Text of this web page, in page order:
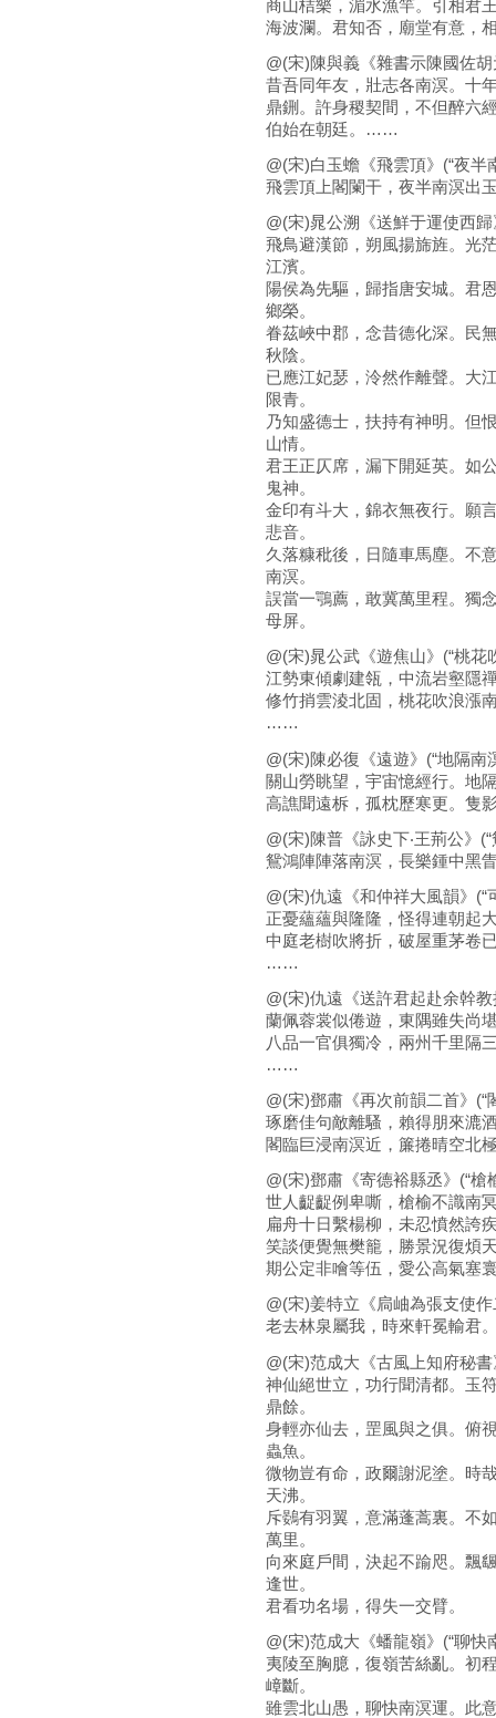
商山桔樂，湄水漁竿。引相君
海波瀾。君知否，廟堂有意
@(宋)陳與義《雜書示陳國佐
昔吾同年友，壯志各南溟。十
鼎鉶。許身稷契間，不但醉六
伯始在朝廷。……
@(宋)白玉蟾《飛雲頂》(“夜半
飛雲頂上閣闌干，夜半南溟出
@(宋)晁公溯《送鮮于運使西歸
飛鳥避漢節，朔風揚旆旌。光
江濱。
陽侯為先驅，歸指唐安城。君
鄉榮。
眷茲峽中郡，念昔德化深。民
秋陰。
已應江妃瑟，泠然作離聲。大
限青。
乃知盛德士，扶持有神明。但
山情。
君王正仄席，漏下開延英。如
鬼神。
金印有斗大，錦衣無夜行。願
悲音。
久落糠秕後，日隨車馬塵。不
南溟。
誤當一鶚薦，敢冀萬里程。獨
母屏。
@(宋)晁公武《遊焦山》(“桃花
江勢東傾劇建瓴，中流岩壑隱
修竹捎雲淩北固，桃花吹浪漲
……
@(宋)陳必復《遠遊》(“地隔南
關山勞眺望，宇宙憶經行。地
高譙聞遠柝，孤枕歷寒更。
@(宋)陳普《詠史下‧王荊公》
鴛鴻陣陣落南溟，長樂鍾中黑
@(宋)仇遠《和仲祥大風韻》(“
正憂蘊蘊與隆隆，怪得連朝起
中庭老樹吹將折，破屋重茅卷
……
@(宋)仇遠《送許君起赴余幹
蘭佩蓉裳似倦遊，東隅雖失尚
八品一官俱獨冷，兩州千里隔
……
@(宋)鄧肅《再次前韻二首》(“
琢磨佳句敵離騷，賴得朋來漉
閣臨巨浸南溟近，簾捲晴空北
@(宋)鄧肅《寄德裕縣丞》(“槍
世人齪齪例卑嘶，槍榆不識南
扁舟十日繫楊柳，未忍憤然誇
笑談便覺無樊籠，勝景況復煩
期公定非噲等伍，愛公高氣塞
@(宋)姜特立《扃岫為張支使
老去林泉屬我，時來軒冕輸君
@(宋)范成大《古風上知府秘書
神仙絕世立，功行聞清都。玉
鼎餘。
身輕亦仙去，罡風與之俱。俯
蟲魚。
微物豈有命，政爾謝泥塗。時
天沸。
斥鷃有羽翼，意滿蓬蒿裏。不
萬里。
向來庭戶間，決起不踰咫。飄
逢世。
君看功名場，得失一交臂。
@(宋)范成大《蟠龍嶺》(“聊快
夷陵至胸臆，復嶺苦絲亂。初
嶂斷。
雖雲北山愚，聊快南溟運。此